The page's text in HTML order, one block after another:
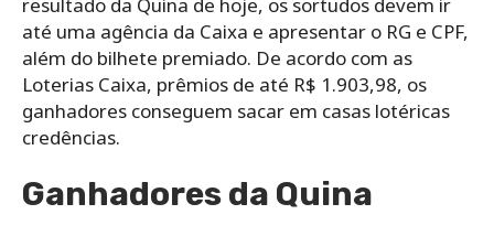
até uma agência da Caixa e apresentar o RG e CPF,
além do bilhete premiado. De acordo com as
Loterias Caixa, prêmios de até R$ 1.903,98, os
ganhadores conseguem sacar em casas lotéricas
credências.
Ganhadores da Quina